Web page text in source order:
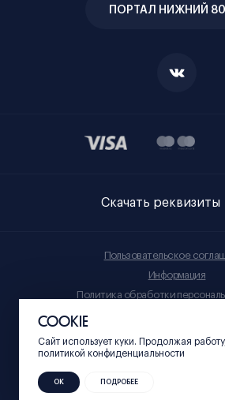
Скачать реквизиты
ПОРТАЛ НИЖНИЙ
© Нижний 800, 2023
Пользовательское
Информация
Политика обработки
COOKIE
Сайт использует куки. Продолжая
политикой конфиденциальности
ОК ПОДРОБЕЕ